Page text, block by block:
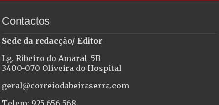
Contactos
Sede da redacção/ Editor
Lg. Ribeiro do Amaral, 5B
3400-070 Oliveira do Hospital
geral@correiodabeiraserra.com